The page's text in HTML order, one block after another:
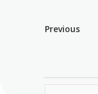
Previous